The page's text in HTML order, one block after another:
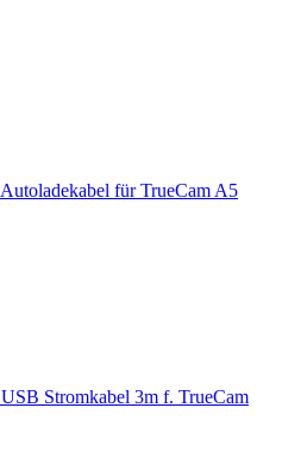
Autoladekabel für TrueCam A5
USB Stromkabel 3m f. TrueCam